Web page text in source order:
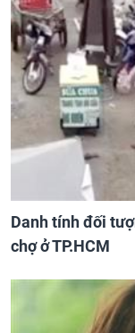
Danh tính đối
chợ ở TP.HCM